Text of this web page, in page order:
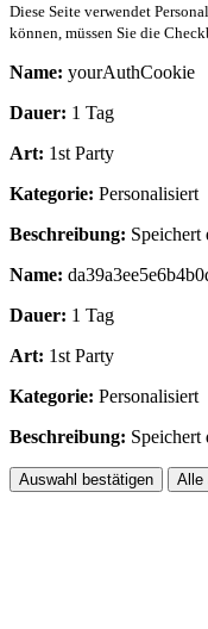
Diese Seite verwendet
können, müssen Sie die
Name: yourAuthCookie
Dauer: 1 Tag
Art: 1st Party
Kategorie: Personalisiert
Beschreibung:
Name:
Dauer: 1 Tag
Art: 1st Party
Kategorie: Personalisiert
Beschreibung: Speichert
Auswahl bestätigen Alle